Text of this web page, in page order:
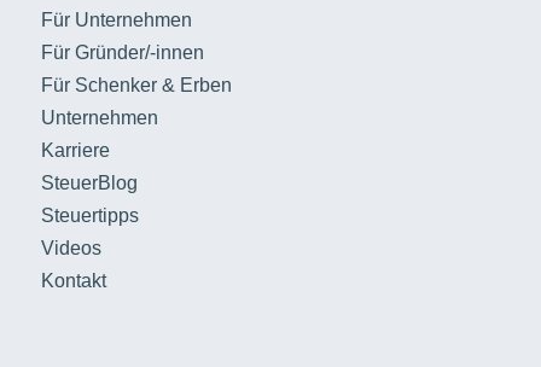
Für Unternehmen
Für Gründer/-innen
Für Schenker & Erben
Unternehmen
Karriere
SteuerBlog
Steuertipps
Videos
Kontakt